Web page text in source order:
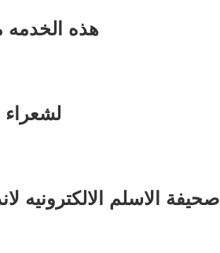
هذه
لشعراء
صحيفة الاسلم الالكترونيه